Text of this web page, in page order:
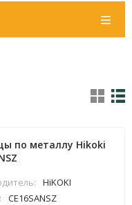
по металлу Hikoki
HiKOKI
CE16SANSZ